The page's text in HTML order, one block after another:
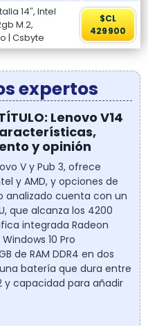
14″, Intel
M.2,
| Csbyte
$CL
429900
expertos
Lenovo V14
y opinión
V y Pub 3, ofrece
y AMD, y opciones de
analizado cuenta con un
que alcanza los 4200
integrada Radeon
10 Pro
de RAM DDR4 en dos
batería que dura entre
y capacidad para añadir